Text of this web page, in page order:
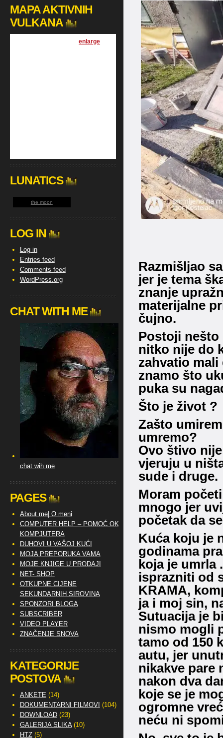
Razmišljao
jer je tema
znanje
materijalne
čujno.
Postoji nešto
nitko nije do
zahvatio
znamo što
puka su
Što je život ?
Zašto
umremo?
Ovo štivo
vjeruju u
sude i druge.
Moram
mnogo jer
početak da
Kuća koju je
godinama
koja je umrla
isprazniti od
KRAMA,
ja i moj sin,
Sutuacija je
nismo mogli
tamo od 150
autu, jer
nikakve pare
nakon dva
koje se je
ogromne
neću ni
MAPA AKTIVNIH
VULKANA
[enlarge
LUNATICS
the moon
LOG IN
Log in
Entries feed
Comments feed
WordPress.org
CHAT WITH ME
chat wih me
PAGES
About me| O meni
COMPUTER HELP – POMOĆ OKO
KOMPJUTERA
DUHOVI U VAŠOJ KUĆI
MOJA PREPORUKA VAMA
MOJE KNJIGE U PRODAJI
NET- SHOP
OTKUPNE CIJENE
SEKUNDARNIH SIROVINA
SPONZORI BLOGA
SUBSCRIBER
VIDEO PLAYER
ZNAČENJE SNOVA
KATEGORIJE
POSTOVA
ANKETE (14)
DOKUMENTARNI FILMOVI (104)
DOWNLOAD(23)
GALERIJA SLIKA(10)
HTZ(5)